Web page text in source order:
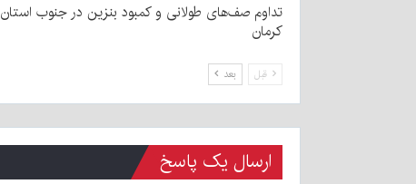
تداوم صف‌های طولانی و کمبود بنزین در جنوب استان
کرمان
قبل بعد
ارسال یک پاسخ